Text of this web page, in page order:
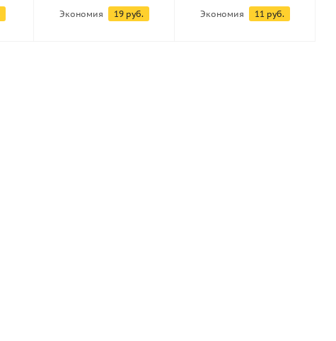
Экономия 19руб. Экономия 11 руб.